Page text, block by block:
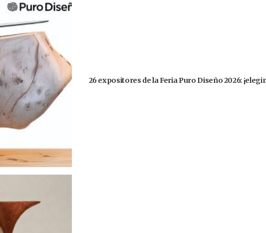
26 expositores de la Feria Puro Diseño 2026: